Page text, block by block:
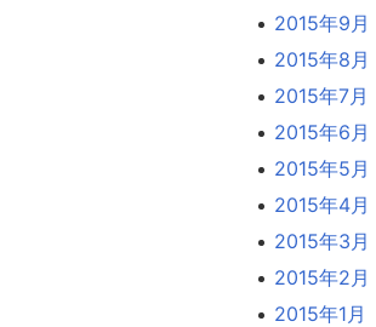
2015年9月
2015年8月
2015年7月
2015年6月
2015年5月
2015年4月
2015年3月
2015年2月
2015年1月